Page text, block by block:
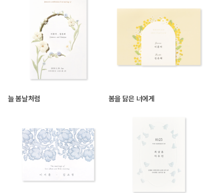
늘 봄날처럼 봄을 닮은 너에게